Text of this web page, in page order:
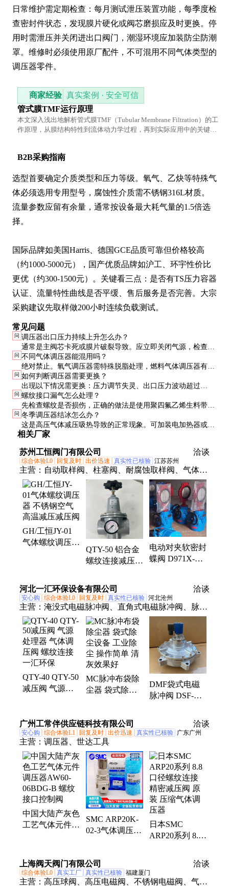
日常维护需定期检查：每月测试泄压装置功能，每季度检
查密封件状态，发现膜片硬化或阀芯磨损应及时更换。停
用时需泄压并关闭进出口阀门，潮湿环境应加装防尘防潮
罩。维修时必须使用原厂配件，不可混用不同气体类型的
调压器零件。
商家经验 真实案例 · 安全可信
管式膜TMF运行原理
本文深入浅出地解析管式膜TMF（Tubular Membrane Filtration）的工
作原理，从膜结构特性到流体动力学过程，再到实际应用中的关键参
B2B采购指南
选型首要确定介质类型和压力等级。氧气、乙炔等特殊气
体必须选用专用型号，腐蚀性介质需不锈钢316L材质。
流量参数应留有余量，通常按设备最大耗气量的1.5倍选
择。
国际品牌如美国Harris、德国GCE品质可靠但价格较高
（约1000-5000元），国产优质品牌如沪工、环宇性价比
更优（约300-1500元）。关键看三点：是否有TS压力容器
认证、流量特性曲线是否平缓、售后服务是否完善。大宗
采购建议先取样做200小时连续负载测试。
常见问题
问 调压器出口压力持续上升怎么办？
通常是主阀芯卡死或膜片破裂导致。应立即关闭气源，检查阀
芯活动是否灵活，膜片是否完整。切勿敲打调压器，这可能造
成二次损坏。
问 不同气体调压器能混用吗？
绝对禁止。氧气调压器需特殊脱脂处理，燃料气体调压器有防
回火设计，混用可能引发爆炸。即使压力等级相同也应严格区
分。
问 如何判断调压器需要更换？
出现以下情况需更换：压力调节失灵、出口压力波动超过
15%、密封处明显漏气、流量下降50%以上。一般建议每5年强
制更换。
问 螺纹接口漏气怎么处理？
先检查螺纹是否损伤，正确的做法是使用聚四氟乙烯生料带顺
时针缠绕2-3圈，不可使用密封胶（可能污染气体）。安装扭
矩要适中，过紧可能损坏螺纹。
问 冬季调压器结冰怎么办？
这是高压气体减压吸热导致的正常现象。可加装电加热器或选
用带加热功能的调压器，严禁用明火烘烤——曾有因此引发的
相关厂家
苏州工恒阀门有限公司 洽谈
综合体验L0 回复及时 出价迅速 真实性已核验 江苏苏州
主营： 自动取样阀、柱塞阀、耐腐蚀取样阀、气体取
样阀、采样阀、柱塞放料阀、无菌取样阀、一体阀、
柱塞取样阀、手动取样阀、法兰取样阀、沥青取样
阀、取样阀门、自复位取样阀、高压取样阀、电动球
阀、密闭取样阀、高密封取样阀、气动球阀、QYF、
电动蝶阀、反应釜取样装置、衬氟取样阀、气动蝶
阀、不锈钢取样阀
GH/工恒JY-01
气体螺纹调压器
QTY-50 铝合金
螺纹连接减压阀
体调压阀
电动对夹软密封
蝶阀 D971X-
河北一汇环保设备有限公司 洽谈
安心购 综合体验L0 回复及时 真实性已核验 河北沧州
主营： 淹没式电磁脉冲阀、直角式电磁脉冲阀、脉冲
控制仪、气体调压阀、除尘骨架、除尘布袋、电磁脉
冲阀膜片、除尘器分气包、除尘器喷吹管、除尘器提
升阀气缸、通风蝶阀、螺旋输送机、布袋除尘器、脉
冲除尘器、旋风除尘器、光氧废气净化设备、催化燃
烧设备、电磁脉冲阀配件、除尘器配件、除尘褶皱骨
架、卸灰阀
QTY-40 QTY-50
减压阀 气源处
汇环保
MC脉冲布袋除
尘器 袋式除尘
效果好
DMF袋式电磁
脉冲阀 DSF-Y-
锅炉除尘器喷吹
阀
广州工常伴供应链科技有限公司 洽谈
安心购 综合体验L1 回复及时 出价迅速 真实性已核验 广东广州
主营： 调压器、世达工具
中国大陆产灰色
工艺气体元件调
接口控制阀
SMC ARP20K-
02-3气体调压器
减压阀
日本SMC
ARP20系列 8.8
精密减压阀 原
装 压缩气体调
压器
上海阀天阀门有限公司 洽谈
综合体验L0 真实工厂 真实性已核验 福建厦门
主营： 高压球阀、高压电磁阀、不锈钢电磁阀、气体